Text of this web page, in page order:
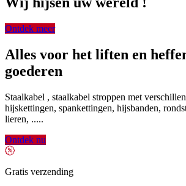
Ontdek meer
Alles voor het liften en
goederen
Staalkabel , staalkabel stroppen met
hijskettingen, spankettingen, hijsbanden,
lieren, .....
Ontdek nu
Gratis verzending